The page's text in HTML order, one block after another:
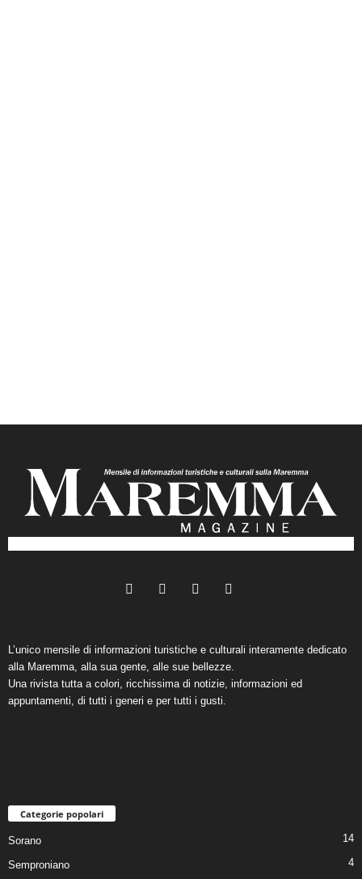
L’unico mensile di informazioni turistiche e culturali interamente dedicato
alla Maremma, alla sua gente, alle sue bellezze.
Una rivista tutta a colori, ricchissima di notizie, informazioni ed
appuntamenti, di tutti i generi e per tutti i gusti.
Categorie popolari
Sorano 14
Semproniano 4